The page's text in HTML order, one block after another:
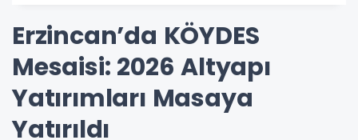
Erzincan’da KÖYDES
Mesaisi: 2026 Altyapı
Yatırımları Masaya
Yatırıldı